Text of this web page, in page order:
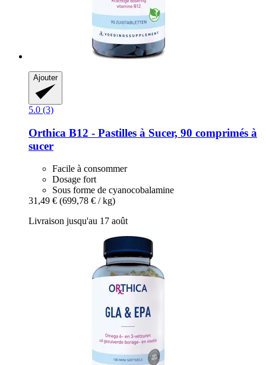
Ajouter
5.0 (3)
Orthica B12 -​ Pastilles à Sucer, 90 comprimés à
sucer
Facile à consommer
Dosage fort
Sous forme de cyanocobalamine
31,49 € (699,78 € / kg)
Livraison jusqu'au 17 août